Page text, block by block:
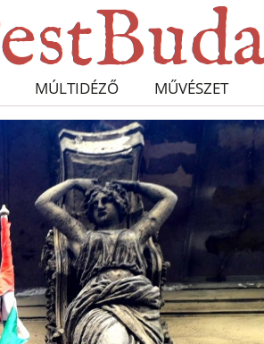
MÚLTIDÉZŐ MŰVÉSZET